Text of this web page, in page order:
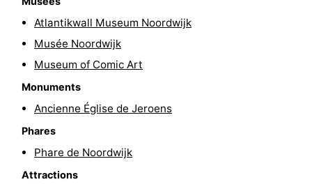
Schoorlse
Bergen
Zee
Alkmaar
Egmond
aan
Zee
Noordhollands
duinreservaat
Wijk
Atlantikwall Museum Noordwijk
Musée Noordwijk
Museum of Comic Art
Monuments
Ancienne Église de Jeroens
Phares
Phare de Noordwijk
Attractions